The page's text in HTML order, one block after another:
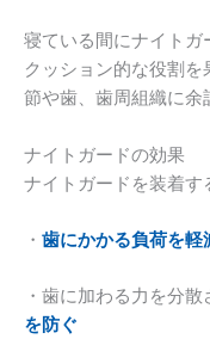
寝ている間にナイトガ
クッション的な役割
節や歯、歯周組織に余
ナイトガードの効果
ナイトガードを装着す
・ 歯にかかる負荷を軽
・歯に加わる力を分散
を防ぐ